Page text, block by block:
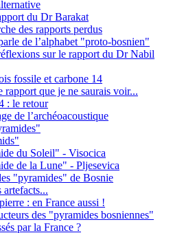
du Dr Barakat
des rapports perdus
de l’alphabet "proto-bosnien"
sur le rapport du Dr Nabil
fossile et carbone 14
rapport que je ne saurais voir...
: le retour
de l’archéoacoustique
du Soleil" - Visocica
de la Lune" - Pljesevica
"pyramides" de Bosnie
artefacts...
: en France aussi !
des "pyramides bosniennes"
par la France ?